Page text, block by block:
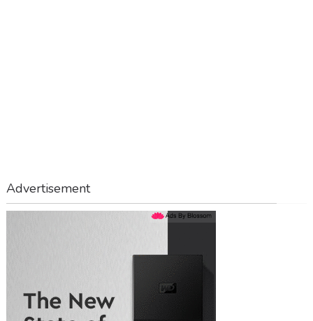
Advertisement